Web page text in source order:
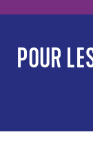
POUR